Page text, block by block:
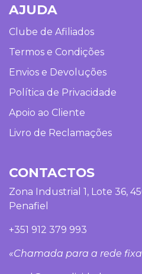
AJUDA
Clube de Afiliados
Termos e Condições
Envios e Devoluções
Política de Privacidade
Apoio ao Cliente
Livro de Reclamações
CONTACTOS
Zona Industrial 1, Lote 36,
Penafiel
+351 912 379 993
«Chamada para a rede